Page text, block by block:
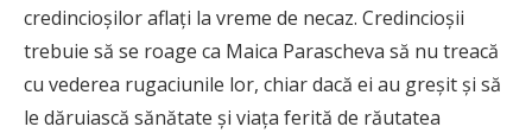
credincioșilor aflați la vreme de necaz. Credincioșii
trebuie să se roage ca Maica Parascheva să nu treacă
cu vederea rugaciunile lor, chiar dacă ei au greșit și să
le dăruiască sănătate și viața ferită de răutatea